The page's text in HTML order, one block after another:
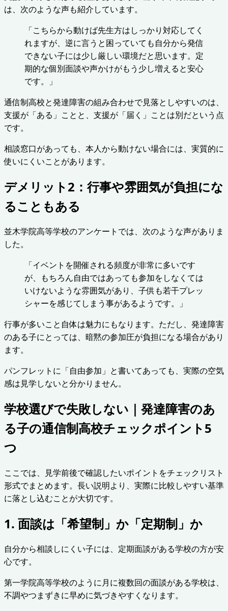
は、次のような声も紹介しています。
「こちらから動けば先生方はしっかり対応してく
れますが、逆に言うと困っていても自分から発信
できない子には少し厳しい環境だと思います。定
期的な個別面談や声かけがもう少し増えると安心
です。」
通信制高校と発達障害の組み合わせで見落としやすいのは、
支援が「ある」ことと、支援が「届く」ことは別だという点
です。
相談窓口があっても、本人から動けない場合には、実質的に
使いにくいことがあります。
デメリット2：行事や雰囲気が負担にな
ることもある
並木学院高等学校のアンケートでは、次のような声がありま
した。
「イベントを開催される頻度が非常に多いです
が、もちろん自由ではあっても参加をしなくては
いけないような雰囲気があり、子供も若干プレッ
シャーを感じてしまう事があるようです。」
行事が多いこと自体は魅力にもなります。ただし、発達障害
のある子にとっては、暗黙の参加圧が負担になる場合があり
ます。
パンフレットに「自由参加」と書いてあっても、実際の空気
感は見学しないと分かりません。
学校選びで失敗しない｜発達障害のあ
る子の通信制高校チェックポイント5
つ
ここでは、見学前後で確認したいポイントをチェックリスト
形式でまとめます。長い説明より、実際に比較しやすい基準
に落とし込むことが大切です。
1. 面談は「希望制」か「定期制」か
自分から相談しにくい子には、定期面談がある学校の方が安
心です。
第一学院高等学校のように月に複数回の面談がある学校は、
不調やつまずきに早めに気づきやすくなります。